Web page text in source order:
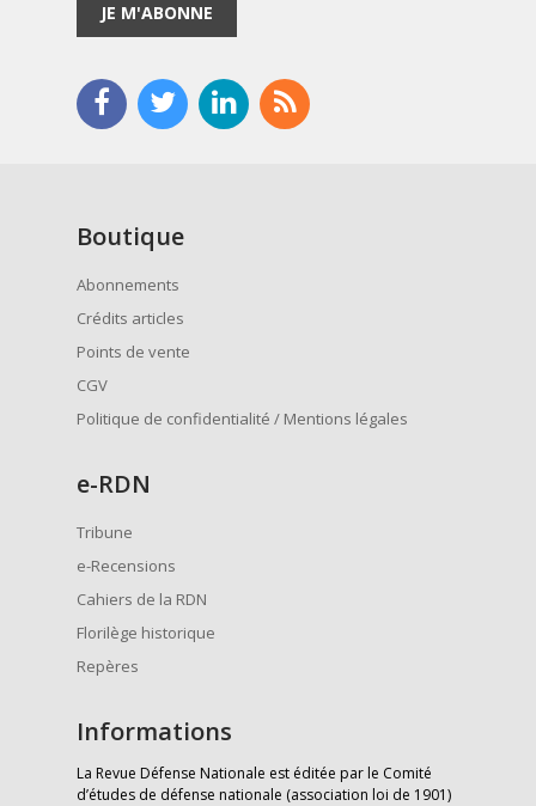
JE M'ABONNE
Boutique
Abonnements
Crédits articles
Points de vente
CGV
Politique de confidentialité / Mentions légales
e-RDN
Tribune
e-Recensions
Cahiers de la RDN
Florilège historique
Repères
Informations
La Revue Défense Nationale est éditée par le Comité
d’études de défense nationale (association loi de 1901)